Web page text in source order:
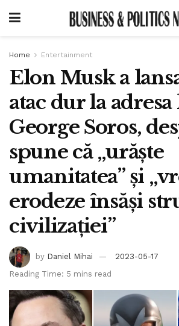
Home Entertainment
Elon Musk a
atac dur la
George Soros,
spune că „urăște
umanitatea” și
erodeze însăși
civilizației”
by Daniel Mihai
2023-05-17
Reading Time: 5 mins read